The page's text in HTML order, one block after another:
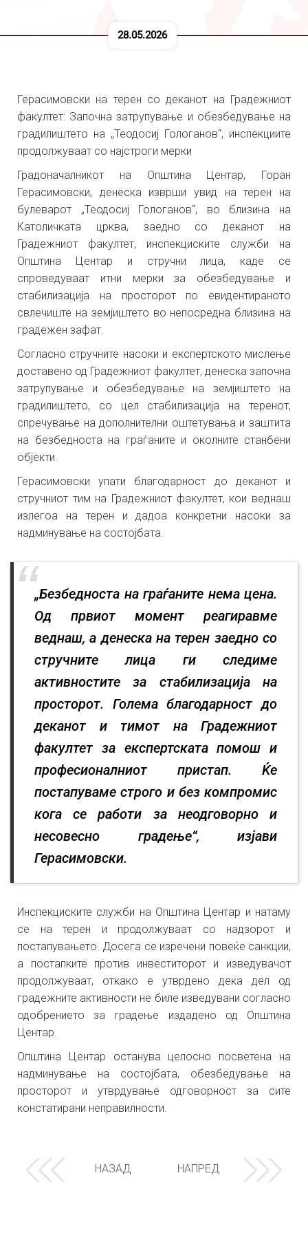
28.05.2026
Герасимовски на терен со деканот на Градежниот
факултет: Започна затрупување и обезбедување на
градилиштето на „Теодосиј Гологанов“, инспекциите
продолжуваат со најстроги мерки
Градоначалникот на Општина Центар, Горан
Герасимовски, денеска изврши увид на терен на
булеварот „Теодосиј Гологанов“, во близина на
Католичката црква, заедно со деканот на
Градежниот факултет, инспекциските служби на
Општина Центар и стручни лица, каде се
спроведуваат итни мерки за обезбедување и
стабилизација на просторот по евидентираното
свлечиште на земјиштето во непосредна близина на
градежен зафат.
Согласно стручните насоки и експертското мислење
доставено од Градежниот факултет, денеска започна
затрупување и обезбедување на земјиштето на
градилиштето, со цел стабилизација на теренот,
спречување на дополнителни оштетувања и заштита
на безбедноста на граѓаните и околните станбени
објекти.
Герасимовски упати благодарност до деканот и
стручниот тим на Градежниот факултет, кои веднаш
излегоа на терен и дадоа конкретни насоки за
надминување на состојбата.
„Безбедноста на граѓаните нема цена.
Од првиот момент реагиравме
веднаш, а денеска на терен заедно со
стручните лица ги следиме
активностите за стабилизација на
просторот. Голема благодарност до
деканот и тимот на Градежниот
факултет за експертската помош и
професионалниот пристап. Ќе
постапуваме строго и без компромис
кога се работи за неодговорно и
несовесно градење“, изјави
Герасимовски.
Инспекциските служби на Општина Центар и натаму
се на терен и продолжуваат со надзорот и
постапувањето. Досега се изречени повеќе санкции,
а постапките против инвеститорот и изведувачот
продолжуваат, откако е утврдено дека дел од
градежните активности не биле изведувани согласно
одобрението за градење издадено од Општина
Центар.
Општина Центар останува целосно посветена на
надминување на состојбата, обезбедување на
просторот и утврдување одговорност за сите
констатирани неправилности.
НАЗАД НАПРЕД